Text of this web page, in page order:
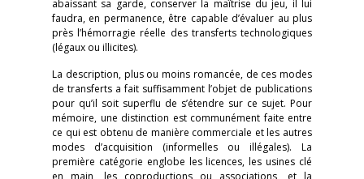
abaissant sa garde, conserver la maîtrise du jeu, il lui
faudra, en permanence, être capable d’évaluer au plus
près l’hémorragie réelle des transferts technologiques
(légaux ou illicites).
La description, plus ou moins romancée, de ces modes
de transferts a fait suffisamment l’objet de publications
pour qu’il soit superflu de s’étendre sur ce sujet. Pour
mémoire, une distinction est communément faite entre
ce qui est obtenu de manière commerciale et les autres
modes d’acquisition (informelles ou illégales). La
première catégorie englobe les licences, les usines clé
en main, les coproductions ou associations, et la